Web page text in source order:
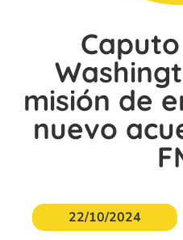
misión de
nuevo
22/10/2024